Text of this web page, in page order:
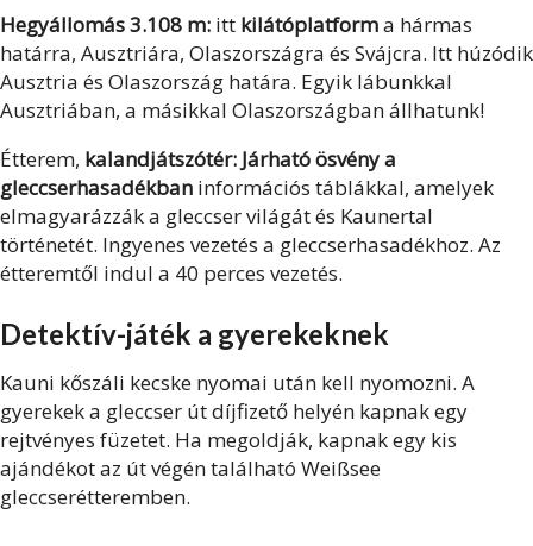
Hegyállomás 3.108 m: itt kilátóplatforma hármas
határra, Ausztriára, Olaszországra és Svájcra. Itt húzódik
Ausztria és Olaszország határa. Egyik lábunkkal
Ausztriában, a másikkal Olaszországban állhatunk!
Étterem, kalandjátszótér: Járható ösvény a
gleccserhasadékban információs táblákkal, amelyek
elmagyarázzák a gleccser világát és Kaunertal
történetét. Ingyenes vezetés a gleccserhasadékhoz. Az
étteremtől indul a 40 perces vezetés.
Detektív-játék a gyerekeknek
Kauni kőszáli kecske nyomai után kell nyomozni. A
gyerekek a gleccser út díjfizető helyén kapnak egy
rejtvényes füzetet. Ha megoldják, kapnak egy kis
ajándékot az út végén található Weißsee
gleccserétteremben.